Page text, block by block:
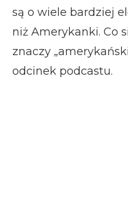
są o wiele bardziej
niż Amerykanki. Co
znaczy
odcinek podcastu.